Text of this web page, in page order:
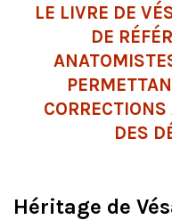
LE LIVRE DE
DE
DES
Héritage de